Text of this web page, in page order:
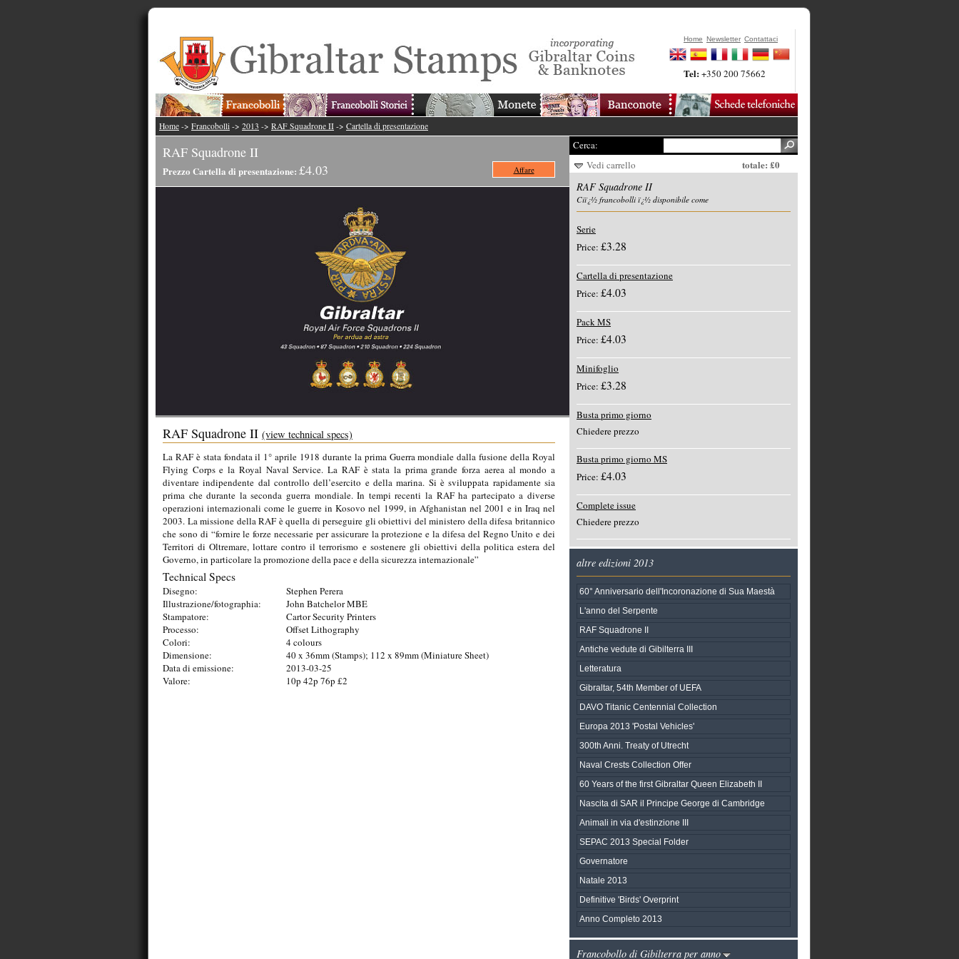
Home Newsletter Contattaci
Tel:+350 200 75662
Home -> Francobolli -> 2013 -> RAF Squadrone II -> Cartella di presentazione
RAF Squadrone II
Prezzo Cartella di presentazione: £4.03 Affare
RAF Squadrone II (view technical specs)
La RAF è stata fondata il 1° aprile 1918 durante la prima Guerra mondiale dalla fusione della Royal
Flying Corps e la Royal Naval Service. La RAF è stata la prima grande forza aerea al mondo a
diventare indipendente dal controllo dell’esercito e della marina. Si è sviluppata rapidamente sia
prima che durante la seconda guerra mondiale. In tempi recenti la RAF ha partecipato a diverse
operazioni internazionali come le guerre in Kosovo nel 1999, in Afghanistan nel 2001 e in Iraq nel
2003. La missione della RAF è quella di perseguire gli obiettivi del ministero della difesa britannico
che sono di “fornire le forze necessarie per assicurare la protezione e la difesa del Regno Unito e dei
Territori di Oltremare, lottare contro il terrorismo e sostenere gli obiettivi della politica estera del
Governo, in particolare la promozione della pace e della sicurezza internazionale”
Technical Specs
Disegno:
Stephen Perera
Illustrazione/fotographia:
John Batchelor MBE
Stampatore:
Cartor Security Printers
Processo:
Offset Lithography
Colori:
4 colours
Dimensione:
40 x 36mm (Stamps); 112 x 89mm (Miniature Sheet)
Data di emissione:
2013-03-25
Valore:
10p 42p 76p £2
Cerca:
Vedi carrello
totale: £0
RAF Squadrone II
Ciï¿½ francobolli ï¿½ disponibile come
Serie
Price: £3.28
Cartella di presentazione
Price: £4.03
Pack MS
Price: £4.03
Minifoglio
Price: £3.28
Busta primo giorno
Chiedere prezzo
Busta primo giorno MS
Price: £4.03
Complete issue
Chiedere prezzo
altre edizioni 2013
60° Anniversario dell'Incoronazione di Sua Maestà
L'anno del Serpente
RAF Squadrone II
Antiche vedute di Gibilterra III
Letteratura
Gibraltar, 54th Member of UEFA
DAVO Titanic Centennial Collection
Europa 2013 'Postal Vehicles'
300th Anni. Treaty of Utrecht
Naval Crests Collection Offer
60 Years of the first Gibraltar Queen Elizabeth II
Nascita di SAR il Principe George di Cambridge
Animali in via d'estinzione III
SEPAC 2013 Special Folder
Governatore
Natale 2013
Definitive 'Birds' Overprint
Anno Completo 2013
Francobollo di Gibilterra per anno